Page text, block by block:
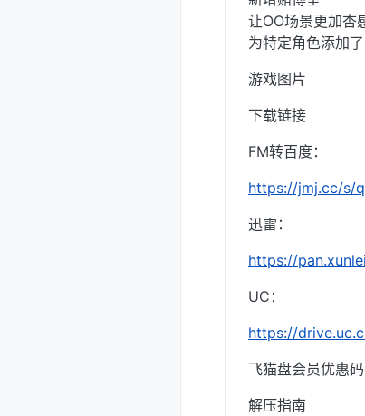
让OO场景更加杏
为特定角色添加
游戏图片
下载链接
FM转百度：
https://jmj.cc/s/
迅雷：
https://
UC：
https://
飞猫盘会员优惠
解压指南